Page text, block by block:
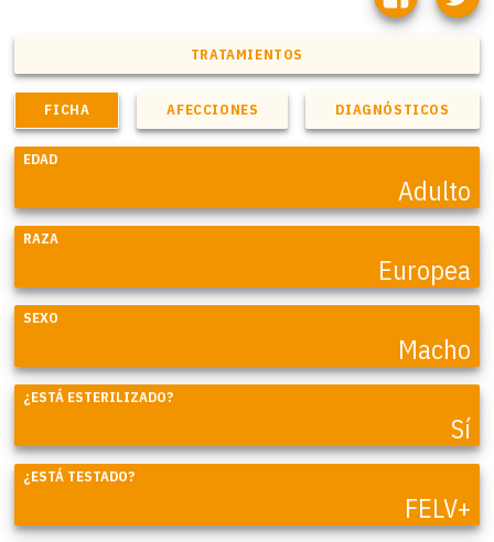
FICHA AFECCIONES DIAGNÓSTICOS
TRATAMIENTOS
EDAD
Adulto
RAZA
Europea
SEXO
Macho
¿ESTÁ ESTERILIZADO?
Sí
¿ESTÁ TESTADO?
FELV+